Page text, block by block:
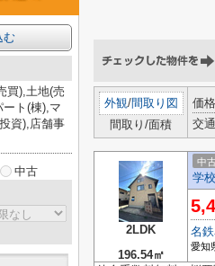
外観/間取り図
間取り/面積
価格
交
2LDK
196.54㎡
中
学校
名
愛知
む
買),土地(売
ト(棟),マ
資),店舗事
中古